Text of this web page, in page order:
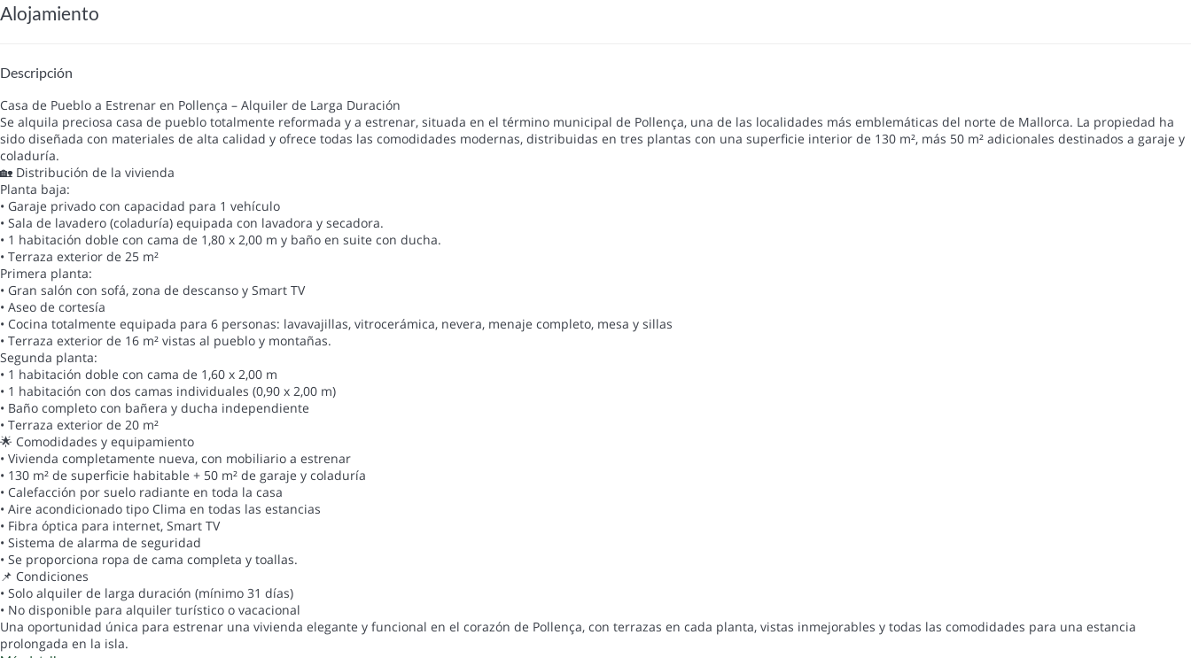
Alojamiento
Descripción
Casa de Pueblo a Estrenar en Pollença – Alquiler de Larga Duración
Se alquila preciosa casa de pueblo totalmente reformada y a estrenar, situada en el término municipal de Pollença, una de las localidades más emblemáticas del norte de Mallorca. La propiedad ha
sido diseñada con materiales de alta calidad y ofrece todas las comodidades modernas, distribuidas en tres plantas con una superficie interior de 130 m², más 50 m² adicionales destinados a garaje y
coladuría.
🏡 Distribución de la vivienda
Planta baja:
• Garaje privado con capacidad para 1 vehículo
• Sala de lavadero (coladuría) equipada con lavadora y secadora.
• 1 habitación doble con cama de 1,80 x 2,00 m y baño en suite con ducha.
• Terraza exterior de 25 m²
Primera planta:
• Gran salón con sofá, zona de descanso y Smart TV
• Aseo de cortesía
• Cocina totalmente equipada para 6 personas: lavavajillas, vitrocerámica, nevera, menaje completo, mesa y sillas
• Terraza exterior de 16 m² vistas al pueblo y montañas.
Segunda planta:
• 1 habitación doble con cama de 1,60 x 2,00 m
• 1 habitación con dos camas individuales (0,90 x 2,00 m)
• Baño completo con bañera y ducha independiente
• Terraza exterior de 20 m²
🌟 Comodidades y equipamiento
• Vivienda completamente nueva, con mobiliario a estrenar
• 130 m² de superficie habitable + 50 m² de garaje y coladuría
• Calefacción por suelo radiante en toda la casa
• Aire acondicionado tipo Clima en todas las estancias
• Fibra óptica para internet, Smart TV
• Sistema de alarma de seguridad
• Se proporciona ropa de cama completa y toallas.
📌 Condiciones
• Solo alquiler de larga duración (mínimo 31 días)
• No disponible para alquiler turístico o vacacional
Una oportunidad única para estrenar una vivienda elegante y funcional en el corazón de Pollença, con terrazas en cada planta, vistas inmejorables y todas las comodidades para una estancia
prolongada en la isla.